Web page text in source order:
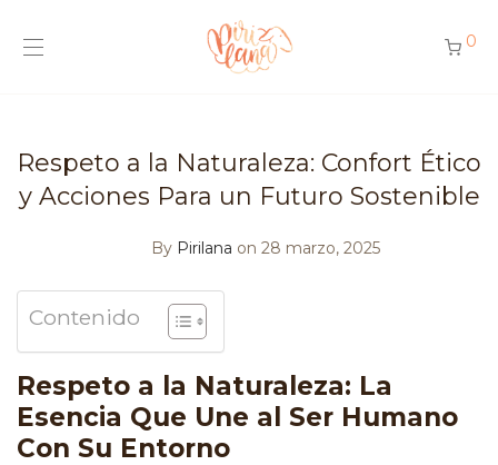
0
Respeto a la Naturaleza: Confort Ético
y Acciones Para un Futuro Sostenible
By Pirilana on 28 marzo, 2025
Contenido
Respeto a la Naturaleza: La
Esencia Que Une al Ser Humano
Con Su Entorno